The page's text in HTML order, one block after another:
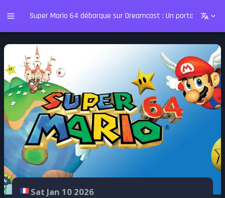
Super Mario 64 débarque sur Dreamcast : Un portage natif
Sat Jan 10 2026